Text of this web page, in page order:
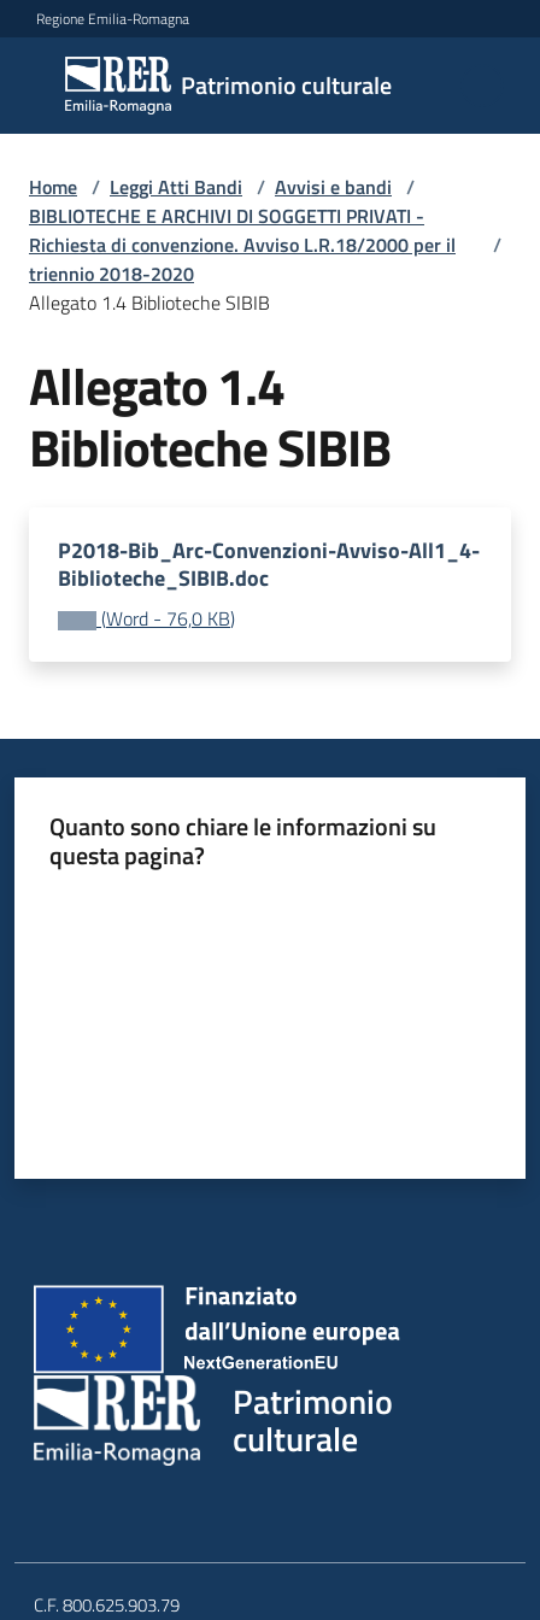
Vai al contenuto
Vai alla navigazione
Vai al footer
Regione Emilia-Romagna
Patrimonio culturale
Patrimonio
culturale
Argomenti
Novità
Servizi
Leggi
Menu selezionato
Piani
Programmi
Giuseppe
Guglielmi
Home / Leggi Atti Bandi / Avvisi e bandi /
BIBLIOTECHE E ARCHIVI DI SOGGETTI PRIVATI -
Richiesta di convenzione. Avviso L.R.18/2000 per il
triennio 2018-2020
/
Allegato 1.4 Biblioteche SIBIB
Allegato 1.4
Biblioteche SIBIB
P2018-Bib_Arc-Convenzioni-Avviso-All1_4-
Biblioteche_SIBIB.doc
(Word - 76,0 KB)
Quanto sono chiare le informazioni su
questa pagina?
Patrimonio
culturale
C.F. 800.625.903.79